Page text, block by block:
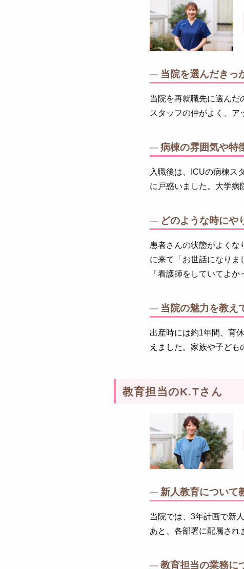
当院を選んだきっ
当院を再就職先に選んだ
スタッフの仲がよく、ア
病棟の雰囲気や特
入職後は、ICUの病棟ス
に戸惑いました。大学病
どのような時にや
患者さんの状態がよくな
に来て「お世話になりま
「看護師をしていてよ
当院の魅力を教え
出産時には約1年間、育
えました。家族や子ども
教育担当のK.Tさん
新人教育について
当院では、3年計画で新
あと、各部署に配属され
教育担当の業務に